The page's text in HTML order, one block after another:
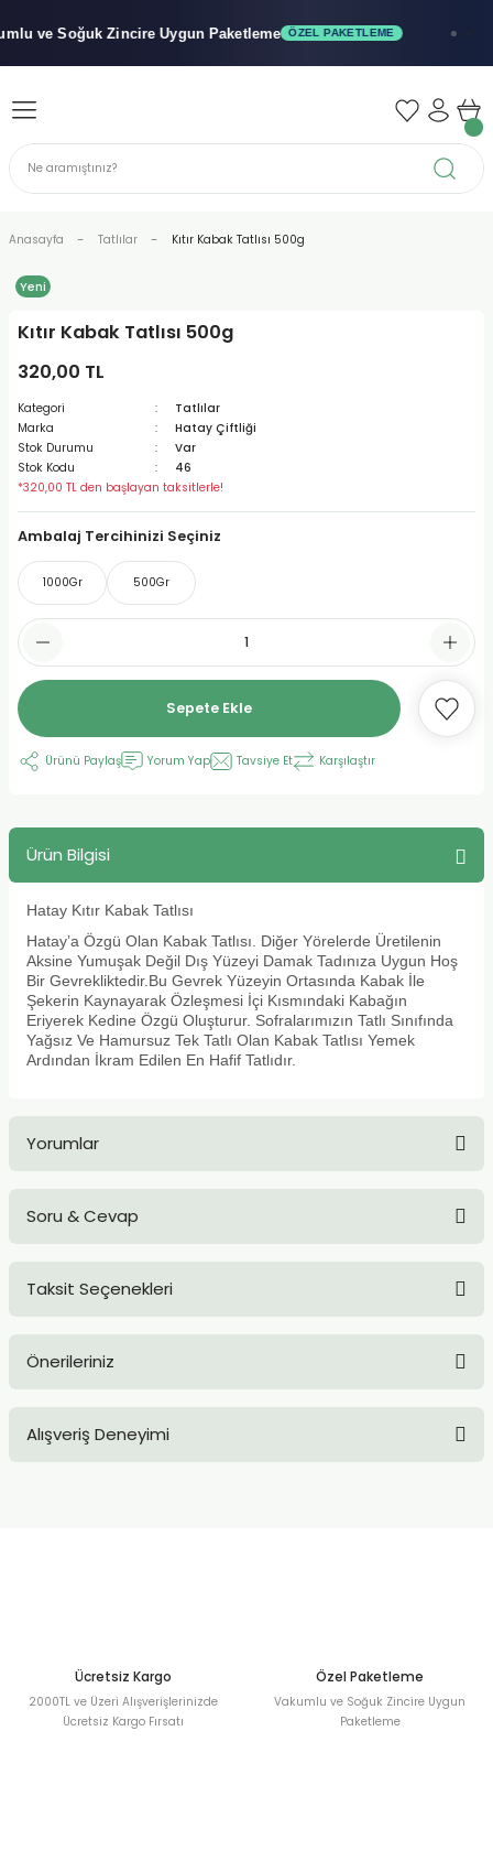
ve SoğukZincire Uygun Paketleme ÖZEL PAKETLEME x"
Geri Dön
Geri Dön
Geri Dön
Anasayfa Tatlılar Kıtır Kabak Tatlısı 500g
Yeni
Kıtır Kabak Tatlısı 500g
320,00 TL
Kategori
Tatlılar
Marka
Hatay Çiftliği
Stok Durumu
Var
Stok Kodu
46
*320,00 TL den başlayan taksitlerle!
Ambalaj Tercihinizi Seçiniz
1000Gr 500Gr
Sepete Ekle
Ürünü Paylaş Yorum Yap Tavsiye Et Karşılaştır
Ürün Bilgisi
Hatay Kıtır Kabak Tatlısı
Hatay’a Özgü Olan Kabak Tatlısı. Diğer Yörelerde Üretilenin
Aksine Yumuşak Değil Dış Yüzeyi Damak Tadınıza Uygun Hoş
Bir Gevrekliktedir.Bu Gevrek Yüzeyin Ortasında Kabak İle
Şekerin Kaynayarak Özleşmesi İçi Kısmındaki Kabağın
Eriyerek Kedine Özgü Oluşturur. Sofralarımızın Tatlı Sınıfında
Yağsız Ve Hamursuz Tek Tatlı Olan Kabak Tatlısı Yemek
Ardından İkram Edilen En Hafif Tatlıdır.
Yorumlar
Soru & Cevap
Taksit Seçenekleri
Önerileriniz
konularda yetersiz gördüğünüz noktaları öneri formunu
Alışveriş Deneyimi
Ücretsiz Kargo
2000TL ve Üzeri Alışverişlerinizde
Ücretsiz Kargo Fırsatı
Özel Paketleme
Vakumlu ve Soğuk Zincire Uygun
Paketleme